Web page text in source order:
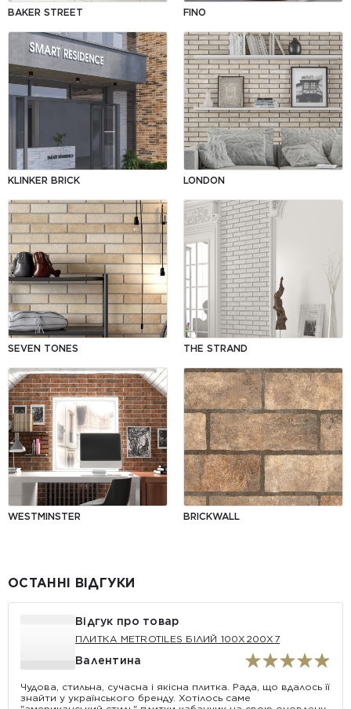
BAKER STREET FINO
KLINKER BRICK LONDON
SEVEN TONES THE STRAND
WESTMINSTER BRICKWALL
ОСТАННІ ВІДГУКИ
Відгук про товар
ПЛИТКА METROTILES БІЛИЙ 100X200X7
Валентина
Чудова, стильна, сучасна і якісна плитка. Рада, що вдалось її
знайти у українського бренду. Хотілось саме